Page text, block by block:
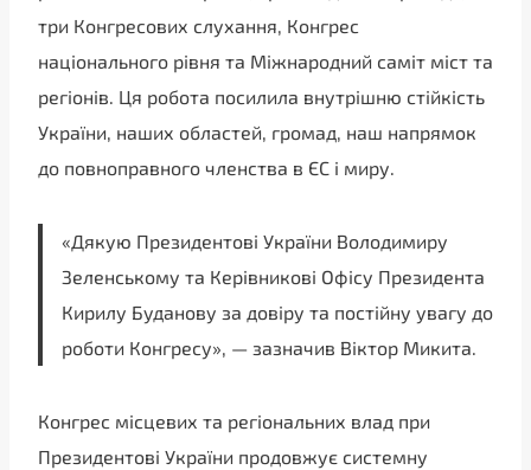
три Конгресових слухання, Конгрес
національного рівня та Міжнародний саміт міст та
регіонів. Ця робота посилила внутрішню стійкість
України, наших областей, громад, наш напрямок
до повноправного членства в ЄС і миру.
«Дякую Президентові України Володимиру
Зеленському та Керівникові Офісу Президента
Кирилу Буданову за довіру та постійну увагу до
роботи Конгресу», — зазначив Віктор Микита.
Конгрес місцевих та регіональних влад при
Президентові України продовжує системну